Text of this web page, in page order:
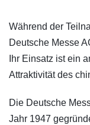
Während der
Deutsche Messe
Ihr Einsatz ist ein
Attraktivität des
Die Deutsche
Jahr 1947